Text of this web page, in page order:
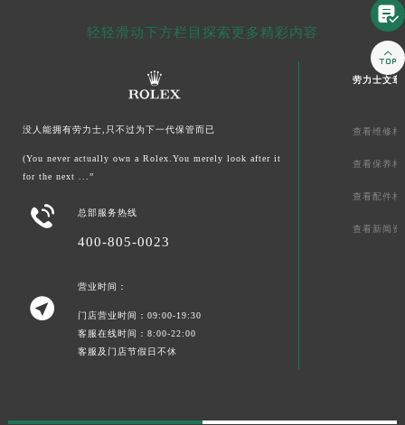
轻轻滑动下方栏目探索更多精彩内容
没人能拥有劳力士,只不过为下一代保管而已
(You never actually own a Rolex.You merely look after it
for the next ...”
 总部服务热线
400-805-0023

营业时间：
门店营业时间：09:00-19:30
客服在线时间：8:00-22:00
客服及门店节假日不休
劳力士文章
查看维修相
查看保养相
查看配件相
查看新闻资

